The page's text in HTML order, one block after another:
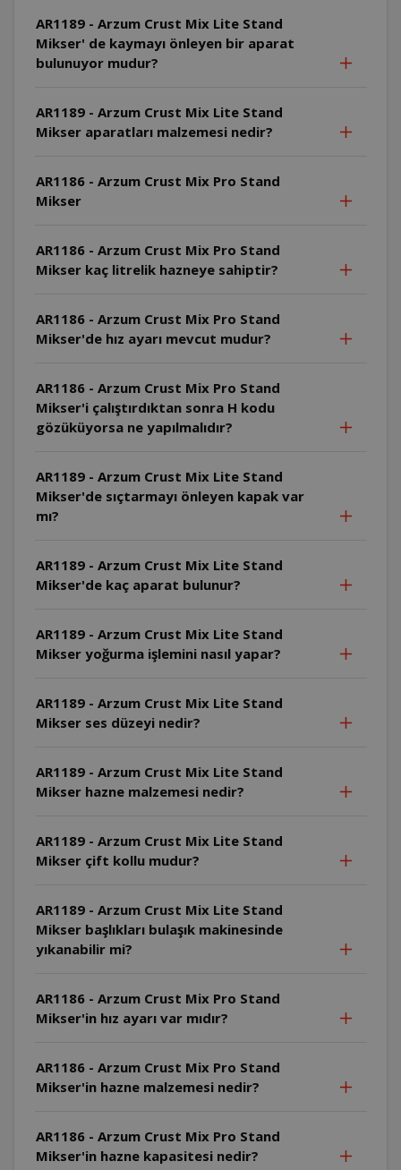
AR1189 - Arzum Crust Mix Lite Stand
Mikser' de kaymayı önleyen bir aparat
bulunuyor mudur?
AR1189 - Arzum Crust Mix Lite Stand
Mikser aparatları malzemesi nedir?
AR1186 - Arzum Crust Mix Pro Stand
Mikser
AR1186 - Arzum Crust Mix Pro Stand
Mikser kaç litrelik hazneye sahiptir?
AR1186 - Arzum Crust Mix Pro Stand
Mikser'de hız ayarı mevcut mudur?
AR1186 - Arzum Crust Mix Pro Stand
Mikser'i çalıştırdıktan sonra H kodu
gözüküyorsa ne yapılmalıdır?
AR1189 - Arzum Crust Mix Lite Stand
Mikser'de sıçtarmayı önleyen kapak var
mı?
AR1189 - Arzum Crust Mix Lite Stand
Mikser'de kaç aparat bulunur?
AR1189 - Arzum Crust Mix Lite Stand
Mikser yoğurma işlemini nasıl yapar?
AR1189 - Arzum Crust Mix Lite Stand
Mikser ses düzeyi nedir?
AR1189 - Arzum Crust Mix Lite Stand
Mikser hazne malzemesi nedir?
AR1189 - Arzum Crust Mix Lite Stand
Mikser çift kollu mudur?
AR1189 - Arzum Crust Mix Lite Stand
Mikser başlıkları bulaşık makinesinde
yıkanabilir mi?
AR1186 - Arzum Crust Mix Pro Stand
Mikser'in hız ayarı var mıdır?
AR1186 - Arzum Crust Mix Pro Stand
Mikser'in hazne malzemesi nedir?
AR1186 - Arzum Crust Mix Pro Stand
Mikser'in hazne kapasitesi nedir?